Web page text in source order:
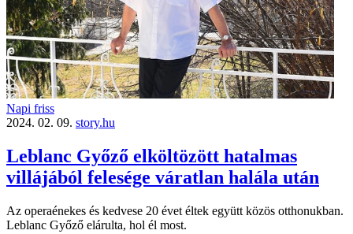
Napi friss
2024. 02. 09. story.hu
Leblanc Győző elköltözött hatalmas
villájából felesége váratlan halála után
Az operaénekes és kedvese 20 évet éltek együtt közös otthonukban.
Leblanc Győző elárulta, hol él most.